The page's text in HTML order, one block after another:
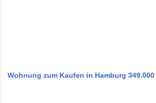
Wohnung zum Kaufen in Hamburg 349.000